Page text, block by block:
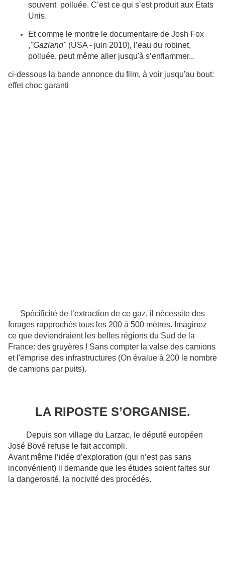
souvent polluée. C’est ce qui s’est produit aux Etats
Unis.
Et comme le montre le documentaire de Josh Fox
,"Gazland"(USA - juin 2010), l’eau du robinet,
polluée, peut même aller jusqu'à s’enflammer...
ci-dessous la bande annonce du film, à voir jusqu'au bout:
effet choc garanti
Spécificité de l’extraction de ce gaz, il nécessite des
forages rapprochés tous les 200 à 500 mètres. Imaginez
ce que deviendraient les belles régions du Sud de la
France: des gruyères ! Sans compter la valse des camions
et l'emprise des infrastructures (On évalue à 200 le nombre
de camions par puits).
LA RIPOSTE S’ORGANISE.
Depuis son village du Larzac, le député européen
José Bové refuse le fait accompli.
Avant même l’idée d’exploration (qui n’est pas sans
inconvénient) il demande que les études soient faites sur
la dangerosité, la nocivité des procédés.